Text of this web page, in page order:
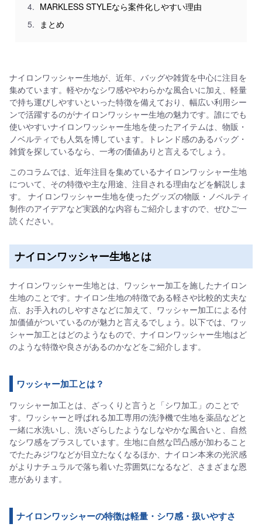
MARKLESS STYLEなら案件化しやすい理由
まとめ
ナイロンワッシャー生地が、近年、バッグや雑貨を中心に注目を
集めています。軽やかなシワ感ややわらかな風合いに加え、軽量
で持ち運びしやすいといった特徴を備えており、幅広い利用シー
ンで活躍するのがナイロンワッシャー生地の魅力です。誰にでも
使いやすいナイロンワッシャー生地を使ったアイテムは、物販・
ノベルティでも人気を博しています。トレンド感のあるバッグ・
雑貨を探しているなら、一考の価値ありと言えるでしょう。
このコラムでは、近年注目を集めているナイロンワッシャー生地
について、その特徴や主な用途、注目される理由などを解説しま
す。 ナイロンワッシャー生地を使ったグッズの物販・ノベルティ
制作のアイデアなど実践的な内容もご紹介しますので、ぜひご一
読ください。
ナイロンワッシャー生地とは
ナイロンワッシャー生地とは、ワッシャー加工を施したナイロン
生地のことです。ナイロン生地の特徴である軽さや比較的丈夫な
点、お手入れのしやすさなどに加えて、ワッシャー加工による付
加価値がついているのが魅力と言えるでしょう。以下では、ワッ
シャー加工とはどのようなもので、ナイロンワッシャー生地はど
のような特徴や良さがあるのかなどをご紹介します。
ワッシャー加工とは？
ワッシャー加工とは、ざっくりと言うと「シワ加工」のことで
す。ワッシャーと呼ばれる加工専用の洗浄機で生地を薬品などと
一緒に水洗いし、洗いざらしたようなしなやかな風合いと、自然
なシワ感をプラスしています。生地に自然な凹凸感が加わること
でたたみジワなどが目立たなくなるほか、ナイロン本来の光沢感
がよりナチュラルで落ち着いた雰囲気になるなど、さまざまな恩
恵があります。
ナイロンワッシャーの特徴は軽量・シワ感・扱いやすさ